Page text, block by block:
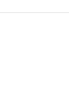
Mai-Glück: